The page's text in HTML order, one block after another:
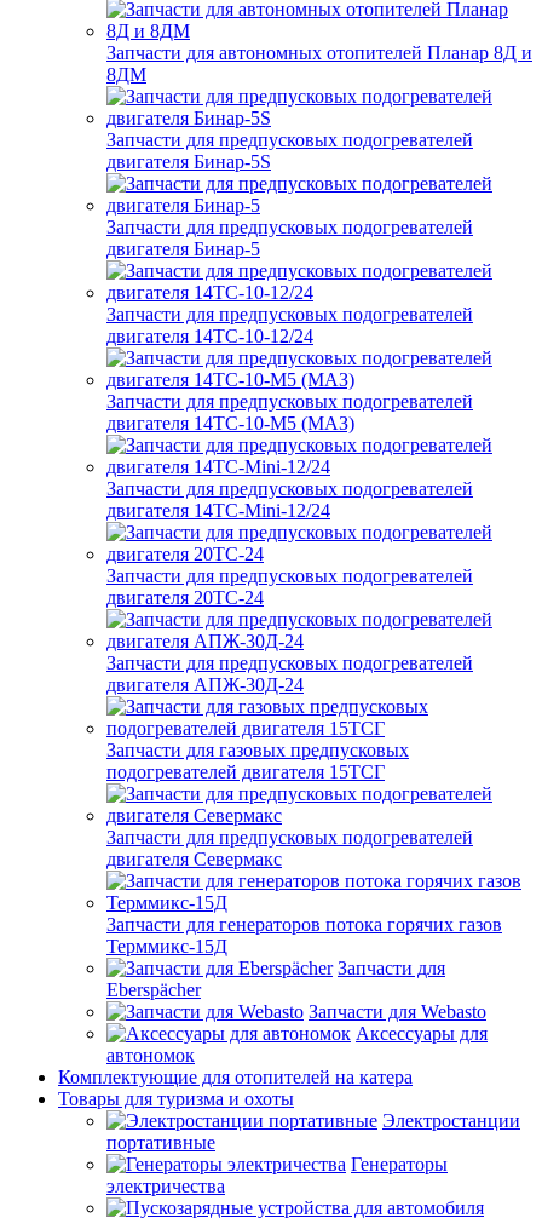
Запчасти для автономных отопителей Планар 8Д и
8ДМ
Запчасти для предпусковых подогревателей
двигателя Бинар-5S
Запчасти для предпусковых подогревателей
двигателя Бинар-5
Запчасти для предпусковых подогревателей
двигателя 14ТС-10-12/24
Запчасти для предпусковых подогревателей
двигателя 14ТС-10-М5 (МАЗ)
Запчасти для предпусковых подогревателей
двигателя 14ТС-Mini-12/24
Запчасти для предпусковых подогревателей
двигателя 20ТС-24
Запчасти для предпусковых подогревателей
двигателя АПЖ-30Д-24
Запчасти для газовых предпусковых
подогревателей двигателя 15ТСГ
Запчасти для предпусковых подогревателей
двигателя Севермакс
Запчасти для генераторов потока горячих газов
Терммикс-15Д
Запчасти для
Eberspächer
Запчасти для Webasto
Аксессуары для
автономок
Комплектующие для отопителей на катера
Товары для туризма и охоты
Электростанции
портативные
Генераторы
электричества